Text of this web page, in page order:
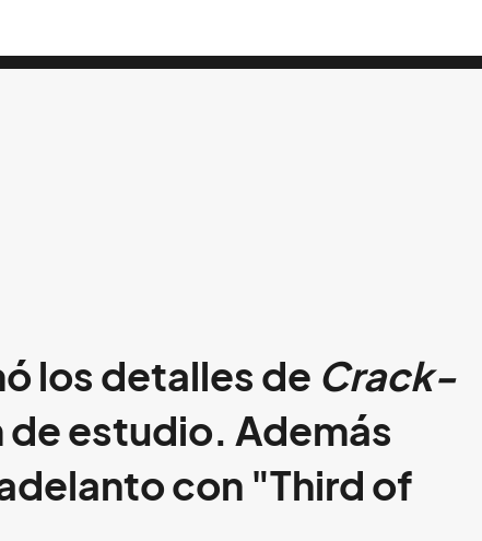
los detalles de Crack-
de estudio. Además
con "Third of